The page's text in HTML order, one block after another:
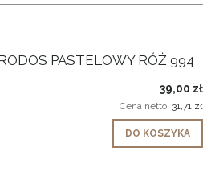
PASTELOWY RÓŻ 994
39,00 zł
Cena netto: 31,71 zł
DO KOSZYKA